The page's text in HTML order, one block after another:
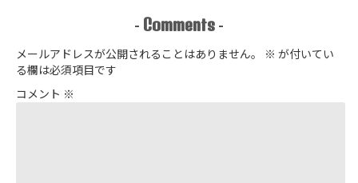
- Comments -
メールアドレスが公開されることはありません。 ※ が付いてい
る欄は必須項目です
コメント ※